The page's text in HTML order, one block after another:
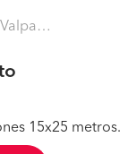
Marga)
15x25 metros.